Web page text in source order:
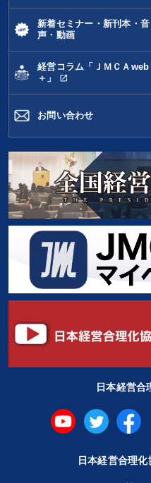
新着セミナー・新刊本・音
声・動画
経営コラム「ＪＭＣＡweb
＋」
open_in_new
お問い合わせ
日本経営合
日本経営合理化